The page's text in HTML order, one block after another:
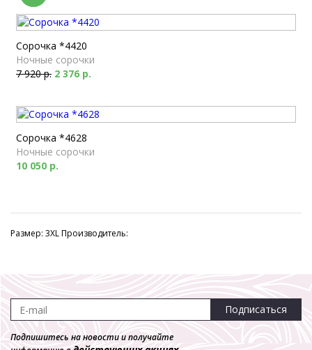
Сорочка *4420
Ночные сорочки
7 920 р. 2 376 р.
Сорочка *4628
Ночные сорочки
10 050 р.
Размер: 3XL Производитель:
Подписаться
Подпишитесь на новости и получайте